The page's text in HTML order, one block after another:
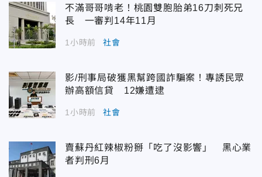
不滿哥哥啃老！桃園雙胞胎弟16刀刺死兄
長 一審判14年11月
1小時前 社會
影/刑事局破獲黑幫跨國詐騙案！專誘民眾
辦高額信貸 12嫌遭逮
1小時前 社會
賣蘇丹紅辣椒粉掰「吃了沒影響」 黑心業
者判刑6月